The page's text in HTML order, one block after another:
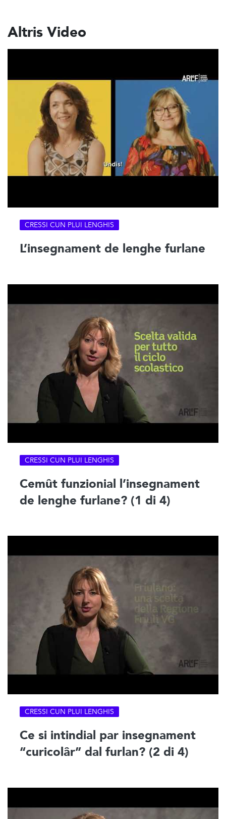
Altris Video
CRESSI CUN PLUI LENGHIS
L’insegnament de lenghe furlane
CRESSI CUN PLUI LENGHIS
Cemût funzionial l’insegnament
de lenghe furlane? (1 di 4)
CRESSI CUN PLUI LENGHIS
Ce si intindial par insegnament
“curicolâr” dal furlan? (2 di 4)